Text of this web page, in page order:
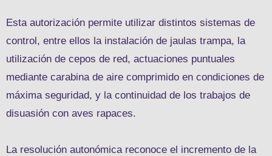
Esta autorización permite utilizar distintos sistemas de
control, entre ellos la instalación de jaulas trampa, la
utilización de cepos de red, actuaciones puntuales
mediante carabina de aire comprimido en condiciones de
máxima seguridad, y la continuidad de los trabajos de
disuasión con aves rapaces.
La resolución autonómica reconoce el incremento de la